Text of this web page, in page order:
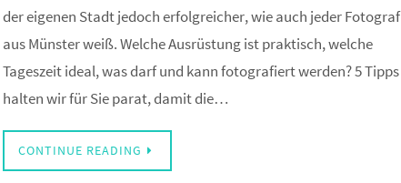
der eigenen Stadt jedoch erfolgreicher, wie auch jeder Fotograf
aus Münster weiß. Welche Ausrüstung ist praktisch, welche
Tageszeit ideal, was darf und kann fotografiert werden? 5 Tipps
halten wir für Sie parat, damit die…
CONTINUE READING